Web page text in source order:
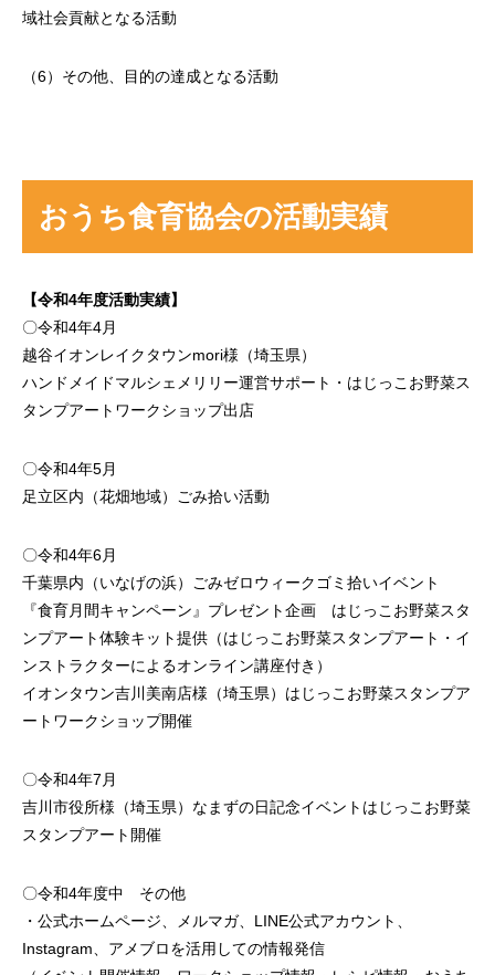
域社会貢献となる活動
（6）その他、目的の達成となる活動
おうち食育協会の活動実績
【令和4年度活動実績】
〇令和4年4月
越谷イオンレイクタウンmori様（埼玉県）
ハンドメイドマルシェメリリー運営サポート・はじっこお野菜ス
タンプアートワークショップ出店
〇令和4年5月
足立区内（花畑地域）ごみ拾い活動
〇令和4年6月
千葉県内（いなげの浜）ごみゼロウィークゴミ拾いイベント
『食育月間キャンペーン』プレゼント企画 はじっこお野菜スタ
ンプアート体験キット提供（はじっこお野菜スタンプアート・イ
ンストラクターによるオンライン講座付き）
イオンタウン吉川美南店様（埼玉県）はじっこお野菜スタンプア
ートワークショップ開催
〇令和4年7月
吉川市役所様（埼玉県）なまずの日記念イベントはじっこお野菜
スタンプアート開催
〇令和4年度中 その他
・公式ホームページ、メルマガ、LINE公式アカウント、
Instagram、アメブロを活用しての情報発信